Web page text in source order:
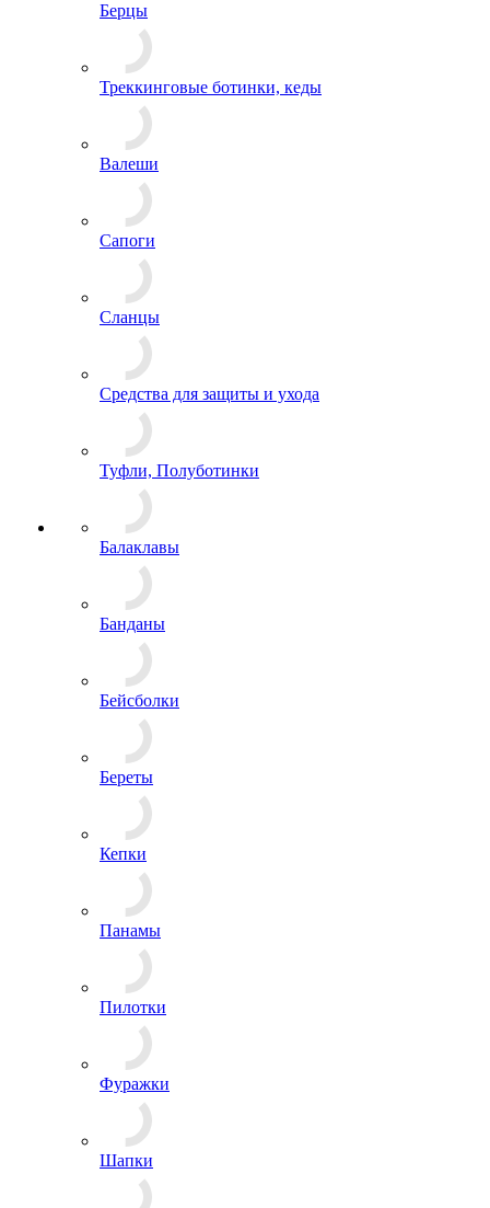
Берцы
Треккинговые ботинки, кеды
Валеши
Сапоги
Сланцы
Средства для защиты и ухода
Туфли, Полуботинки
Балаклавы
Банданы
Бейсболки
Береты
Кепки
Панамы
Пилотки
Фуражки
Шапки